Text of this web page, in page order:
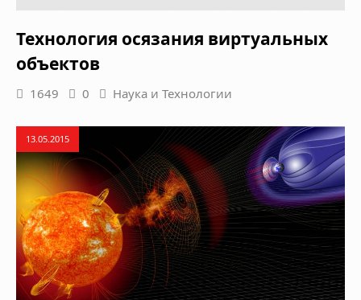
Технология осязания виртуальных
объектов
1649 0 Наука и Технологии
13.05.2015